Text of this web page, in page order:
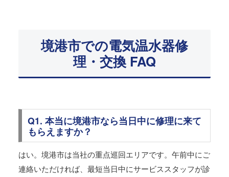
境港市での電気温水器修
理・交換 FAQ
Q1. 本当に境港市なら当日中に修理に来て
もらえますか？
はい。境港市は当社の重点巡回エリアです。午前中にご
連絡いただければ、最短当日中にサービススタッフが診